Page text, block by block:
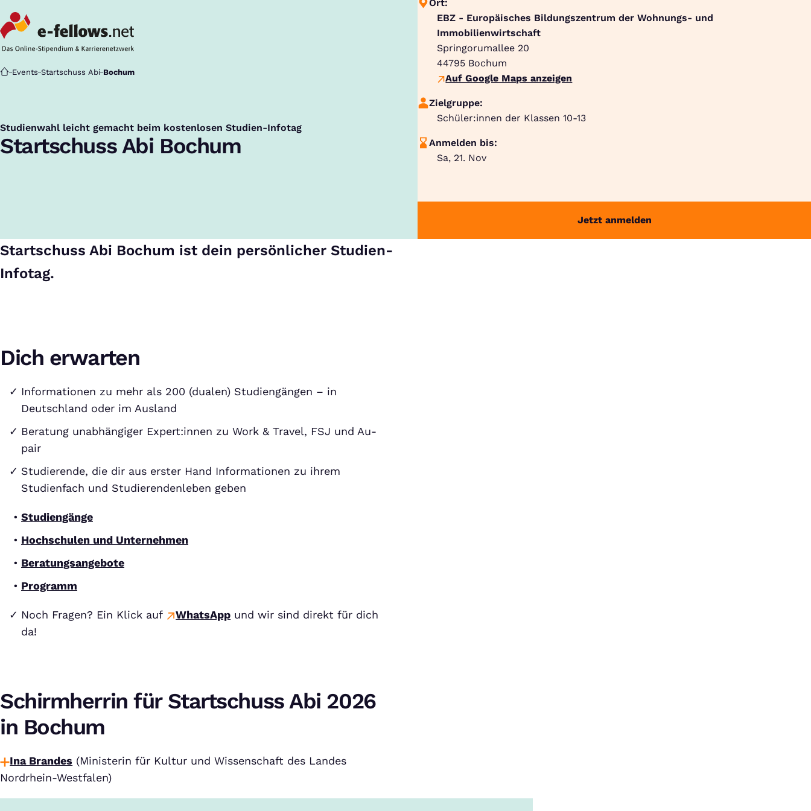
Startseite
Events Startschuss Abi Bochum
Studienwahl leicht gemacht beim kostenlosen Studien-Infotag
:
Startschuss Abi Bochum
Ort:
EBZ - Europäisches Bildungszentrum der Wohnungs- und
Immobilienwirtschaft
Springorumallee 20
44795 Bochum
Auf Google Maps anzeigen
Zielgruppe:
Schüler:innen der Klassen 10-13
Anmelden bis:
Sa, 21. Nov
Jetzt anmelden
Startschuss Abi Bochum ist dein persönlicher Studien-
Infotag.
Dich erwarten
Informationen zu mehr als 200 (dualen) Studiengängen – in
Deutschland oder im Ausland
Beratung unabhängiger Expert:innen zu Work & Travel, FSJ und Au-
pair
Studierende, die dir aus erster Hand Informationen zu ihrem
Studienfach und Studierendenleben geben
Studiengänge
Hochschulen und Unternehmen
Beratungsangebote
Programm
Noch Fragen? Ein Klick auf WhatsApp und wir sind direkt für dich
da!
Schirmherrin für Startschuss Abi 2026
in Bochum
Ina Brandes (Ministerin für Kultur und Wissenschaft des Landes
Nordrhein-Westfalen)